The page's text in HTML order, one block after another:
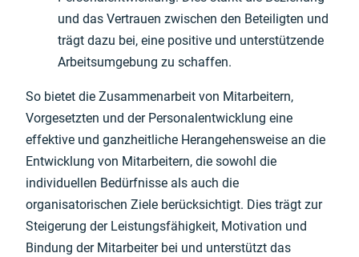
und das Vertrauen zwischen den Beteiligten und
trägt dazu bei, eine positive und unterstützende
Arbeitsumgebung zu schaffen.
So bietet die Zusammenarbeit von Mitarbeitern,
Vorgesetzten und der Personalentwicklung eine
effektive und ganzheitliche Herangehensweise an die
Entwicklung von Mitarbeitern, die sowohl die
individuellen Bedürfnisse als auch die
organisatorischen Ziele berücksichtigt. Dies trägt zur
Steigerung der Leistungsfähigkeit, Motivation und
Bindung der Mitarbeiter bei und unterstützt das